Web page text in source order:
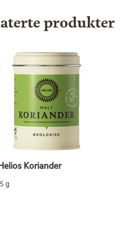
produkter
Koriander
g